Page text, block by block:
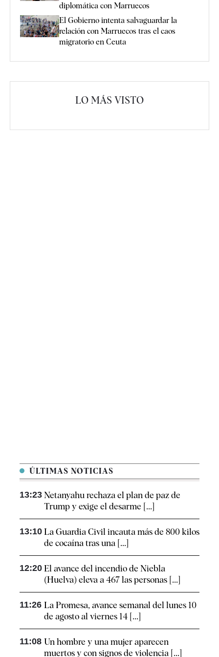
diplomática con Marruecos
El Gobierno intenta salvaguardar la
relación con Marruecos tras el caos
migratorio en Ceuta
LO MÁS VISTO
ÚLTIMAS NOTICIAS
13:23 Netanyahu rechaza el plan de paz de
Trump y exige el desarme [...]
13:10 La Guardia Civil incauta más de 800 kilos
de cocaína tras una [...]
12:20 El avance del incendio de Niebla
(Huelva) eleva a 467 las personas [...]
11:26 La Promesa, avance semanal del lunes 10
de agosto al viernes 14 [...]
11:08 Un hombre y una mujer aparecen
muertos y con signos de violencia [...]